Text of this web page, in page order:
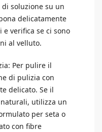
soluzione su un
delicatamente
e verifica se ci sono
al velluto.
Per pulire il
di pulizia con
delicato. Se il
utilizza un
per seta o
con fibre